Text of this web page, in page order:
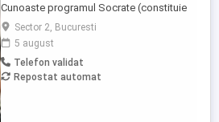
Cunoaste programul Socrate (constituie
avantaj); - Cunoaste Microsoft Office; - Are
cunostinte de contabilitate financiara; -
Are experienta pe o pozitie similara, de
minim 3 ani; (experienta dobandita intr-o
firma de contabilitate constituie un
Sector 2, Bucuresti
5 august
Telefon validat
Repostat automat